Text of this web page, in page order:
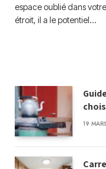
espace oublié dans
étroit, il a le potentiel…
19